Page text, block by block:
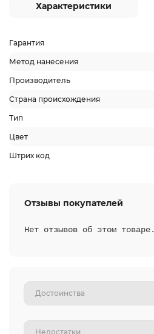
Характеристики
Гарантия
Метод нанесения
Производитель
Страна происхождения
Тип
Цвет
Штрих код
Отзывы покупателей
Нет отзывов об этом товаре.